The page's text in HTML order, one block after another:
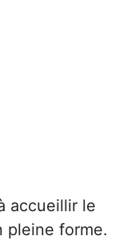
accueillir le
pleine forme.